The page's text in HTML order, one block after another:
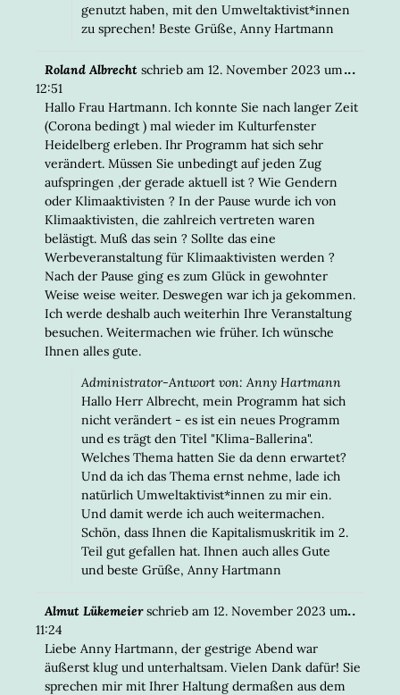
genutzt haben, mit den Umweltaktivist*innen
zu sprechen! Beste Grüße, Anny Hartmann
Roland Albrecht schrieb am 12. November 2023 um
12:51
Hallo Frau Hartmann. Ich konnte Sie nach langer Zeit
(Corona bedingt ) mal wieder im Kulturfenster
Heidelberg erleben. Ihr Programm hat sich sehr
verändert. Müssen Sie unbedingt auf jeden Zug
aufspringen ,der gerade aktuell ist ? Wie Gendern
oder Klimaaktivisten ? In der Pause wurde ich von
Klimaaktivisten, die zahlreich vertreten waren
belästigt. Muß das sein ? Sollte das eine
Werbeveranstaltung für Klimaaktivisten werden ?
Nach der Pause ging es zum Glück in gewohnter
Weise weise weiter. Deswegen war ich ja gekommen.
Ich werde deshalb auch weiterhin Ihre Veranstaltung
besuchen. Weitermachen wie früher. Ich wünsche
Ihnen alles gute.
Administrator-Antwort von: Anny Hartmann
Hallo Herr Albrecht, mein Programm hat sich
nicht verändert - es ist ein neues Programm
und es trägt den Titel "Klima-Ballerina".
Welches Thema hatten Sie da denn erwartet?
Und da ich das Thema ernst nehme, lade ich
natürlich Umweltaktivist*innen zu mir ein.
Und damit werde ich auch weitermachen.
Schön, dass Ihnen die Kapitalismuskritik im 2.
Teil gut gefallen hat. Ihnen auch alles Gute
und beste Grüße, Anny Hartmann
...DIESE
EIN-/
Almut Lükemeierschrieb am 12. November 2023 um
11:24
Liebe Anny Hartmann, der gestrige Abend war
äußerst klug und unterhaltsam. Vielen Dank dafür! Sie
sprechen mir mit Ihrer Haltung dermaßen aus dem
...DIESE